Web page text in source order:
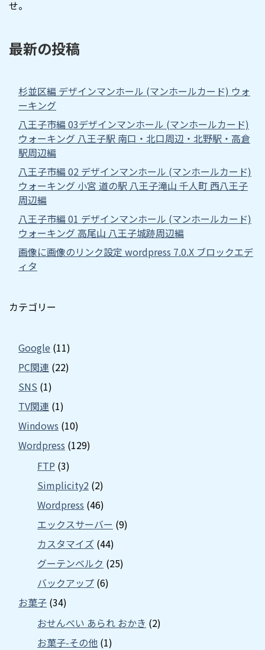
せ。
最新の投稿
杉並区編 デザインマンホール (マンホールカード) ウォ
ーキング
八王子市編 03デザインマンホール (マンホールカード)
ウォーキング 八王子駅 南口・北口周辺・北野駅・高倉
駅周辺編
八王子市編 02 デザインマンホール (マンホールカード)
ウォーキング 小宮 道の駅 八王子滝山 千人町 西八王子
周辺編
八王子市編 01 デザインマンホール (マンホールカード)
ウォーキング 高尾山 八王子城跡周辺編
画像に画像のリンク設定 wordpress 7.0.X ブロックエデ
ィタ
カテゴリー
Google (11)
PC関連 (22)
SNS (1)
TV関連 (1)
Windows (10)
Wordpress (129)
FTP (3)
Simplicity2 (2)
Wordpress (46)
エックスサーバー (9)
カスタマイズ (44)
グーテンベルク (25)
バックアップ (6)
お菓子 (34)
おせんべい あられ おかき (2)
お菓子-その他 (1)